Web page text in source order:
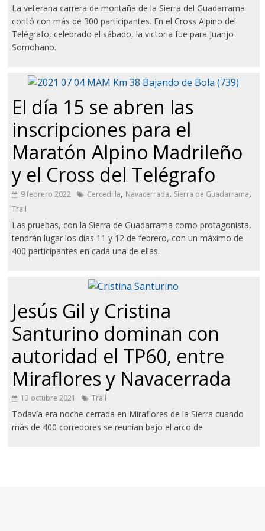
La veterana carrera de montaña de la Sierra del Guadarrama
contó con más de 300 participantes. En el Cross Alpino del
Telégrafo, celebrado el sábado, la victoria fue para Juanjo
Somohano.
El día 15 se abren las
inscripciones para el
Maratón Alpino Madrileño
y el Cross del Telégrafo
9 febrero 2022 Cercedilla, Navacerrada, Sierra de Guadarrama,
Trail
Las pruebas, con la Sierra de Guadarrama como protagonista,
tendrán lugar los días 11 y 12 de febrero, con un máximo de
400 participantes en cada una de ellas.
Jesús Gil y Cristina
Santurino dominan con
autoridad el TP60, entre
Miraflores y Navacerrada
13 octubre 2021 Trail
Todavía era noche cerrada en Miraflores de la Sierra cuando
más de 400 corredores se reunían bajo el arco de